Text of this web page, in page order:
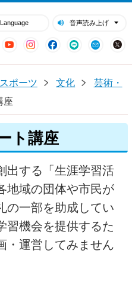
Language 音声読み上げ
YouTubeInstagram
Facebook
LINE Mail
ポーツ 文化
芸術・
座
ト講座
出する「生涯学習活
地域の団体や市民が
の一部を助成してい
習機会を提供するた
・運営してみません